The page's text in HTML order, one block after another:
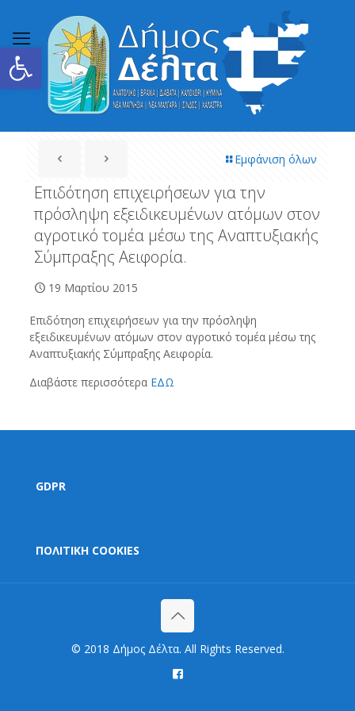
Ανοίξτε τη γραμμή εργαλείων
Εμφάνιση όλων
Επιδότηση επιχειρήσεων για την
πρόσληψη εξειδικευμένων ατόμων στον
αγροτικό τομέα μέσω της Αναπτυξιακής
Σύμπραξης Αειφορία.
19 Μαρτίου 2015
Επιδότηση επιχειρήσεων για την πρόσληψη
εξειδικευμένων ατόμων στον αγροτικό τομέα μέσω της
Αναπτυξιακής Σύμπραξης Αειφορία.
Διαβάστε περισσότερα ΕΔΩ
GDPR
ΠΟΛΙΤΙΚΗ COOKIES
© 2018 Δήμος Δέλτα. All Rights Reserved.